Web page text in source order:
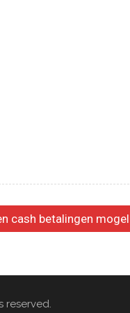
cash betalingen
reserved.